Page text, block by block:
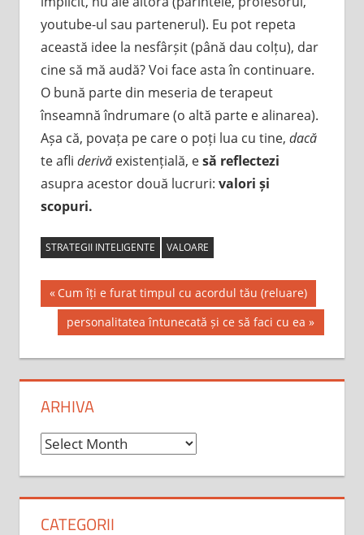
youtube-ul sau partenerul). Eu pot repeta
această idee la nesfârșit (până dau colțu), dar
cine să mă audă? Voi face asta în continuare.
O bună parte din meseria de terapeut
înseamnă îndrumare (o altă parte e alinarea).
Așa că, povața pe care o poți lua cu tine, dacă
te afli derivăexistențială, esă reflectezi
asupra acestor două lucruri: valori și
scopuri.
STRATEGII INTELIGENTE VALOARE
Post
navigation
Previous
Post:
Cum îți e furat timpul cu acordul tău (reluare)
Next
Post:
personalitatea întunecată și ce să faci cu ea
ARHIVA
Arhiva
CATEGORII